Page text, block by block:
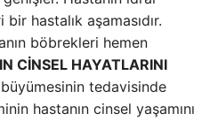
hastalık aşamasıdır.
böbrekleri hemen
CİNSEL HAYATLARINI
tedavisinde
hastanın cinsel yaşamını